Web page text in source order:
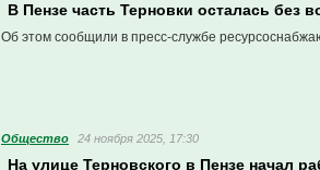
В Пензе часть Терновки осталась без
Об этом сообщили в пресс-службе
Общество 24 ноября 2025, 17:30
На улице Терновского в Пензе начал